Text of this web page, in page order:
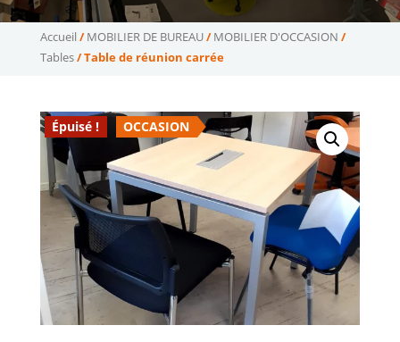
Accueil /MOBILIER DE BUREAU/MOBILIER D'OCCASION /
Tables/ Table de réunion carrée
Épuisé ! OCCASION